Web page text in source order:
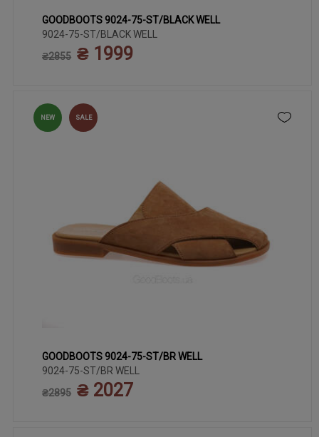
37 38 39 40 41
GOODBOOTS 9024-75-ST/BLACK WELL
9024-75-ST/BLACK WELL
₴2855 ₴ 1999
NEW SALE
37 38 39 40 41
GOODBOOTS 9024-75-ST/BR WELL
9024-75-ST/BR WELL
₴2895 ₴ 2027